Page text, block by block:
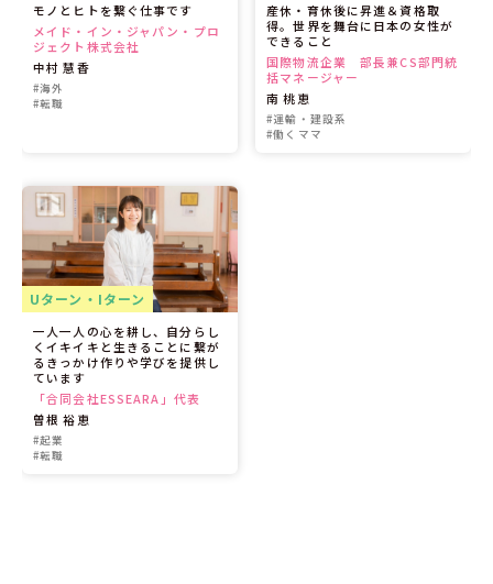
モノとヒトを繋ぐ仕事です
メイド・イン・ジャパン・プロ
ジェクト株式会社
中村 慧香
#海外
#転職
産休・育休後に昇進＆資格取
得。世界を舞台に日本の女性が
できること
国際物流企業 部長兼CS部門統
括マネージャー
南 桃恵
#運輸・建設系
#働くママ
Uターン・Iターン
一人一人の心を耕し、自分らし
くイキイキと生きることに繋が
るきっかけ作りや学びを提供し
ています
「合同会社ESSEARA」代表
曽根 裕恵
#起業
#転職